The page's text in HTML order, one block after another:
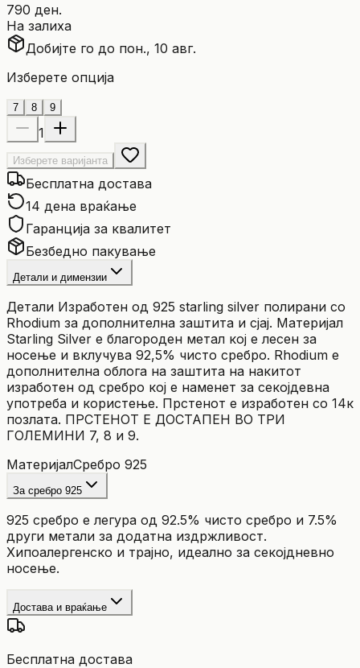
790 ден.
На залиха
Добијте го до пон., 10 авг.
Изберете опција
7 8 9
1
Изберете варијанта
Бесплатна достава
14 дена враќање
Гаранција за квалитет
Безбедно пакување
Детали и димензии
Детали Изработен од 925 starling silver полирани со
Rhodium за дополнителна заштита и сјај. Материјал
Starling Silver е благороден метал кој е лесен за
носење и вклучува 92,5% чисто сребро. Rhodium е
дополнителна облога на заштита на накитот
изработен од сребро кој е наменет за секојдевна
употреба и користење. Прстенот е изработен со 14к
позлата. ПРСТЕНОТ Е ДОСТАПЕН ВО ТРИ
ГОЛЕМИНИ 7, 8 и 9.
МатеријалСребро 925
За сребро 925
925 сребро е легура од 92.5% чисто сребро и 7.5%
други метали за додатна издржливост.
Хипоалергенско и трајно, идеално за секојдневно
носење.
Достава и враќање
Бесплатна достава